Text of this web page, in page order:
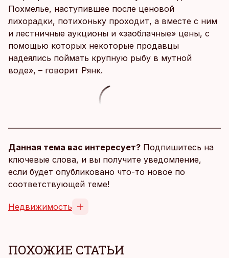
Похмелье, наступившее после ценовой
лихорадки, потихоньку проходит, а вместе с ним
и лестничные аукционы и «заоблачные» цены, с
помощью которых некоторые продавцы
надеялись поймать крупную рыбу в мутной
воде», – говорит Рянк.
Данная тема вас интересует? Подпишитесь на
ключевые слова, и вы получите уведомление,
если будет опубликовано что-то новое по
соответствующей теме!
Недвижимость
ПОХОЖИЕ СТАТЬИ